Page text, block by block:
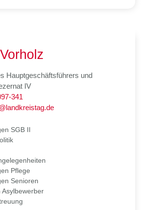
Hauptgeschäftsführers und
IV
341
SGB II
Pflege
Senioren
Asylbewerber